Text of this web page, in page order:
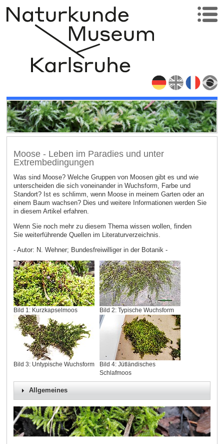
Moose - Leben im Paradies und unter
Extrembedingungen
Was sind Moose? Welche Gruppen von Moosen gibt es und wie
unterscheiden die sich voneinander in Wuchsform, Farbe und
Standort? Ist es schlimm, wenn Moose in meinem Garten oder an
einem Baum wachsen? Dies und weitere Informationen werden Sie
in diesem Artikel erfahren.
Wenn Sie noch mehr zu diesem Thema wissen wollen, finden
Sie weiterführende Quellen im Literaturverzeichnis.
- Autor: N. Wehner; Bundesfreiwilliger in der Botanik -
Bild 1: Kurzkapselmoos Bild 2: Typische Wuchsform
Bild 3: Untypische Wuchsform
Bild 4: Jütländisches
Schlafmoos
Allgemeines